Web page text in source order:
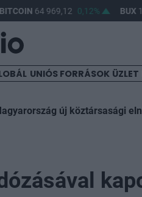
64 969,12 0,12% BUX 148
UNIÓS FORRÁSOK ÜZLET
új köztársasági